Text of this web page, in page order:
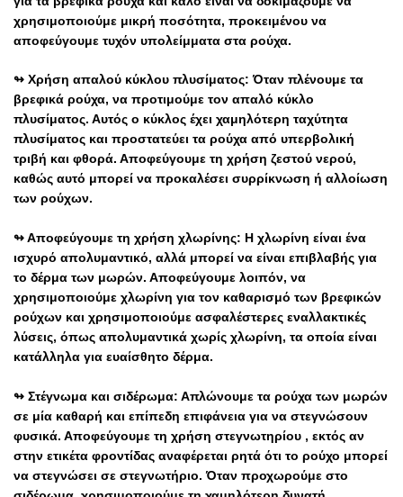
χρησιμοποιούμε μικρή ποσότητα, προκειμένου να
αποφεύγουμε τυχόν υπολείμματα στα ρούχα.
↬ Χρήση απαλού κύκλου πλυσίματος: Όταν πλένουμε τα
βρεφικά ρούχα, να προτιμούμε τον απαλό κύκλο
πλυσίματος. Αυτός ο κύκλος έχει χαμηλότερη ταχύτητα
πλυσίματος και προστατεύει τα ρούχα από υπερβολική
τριβή και φθορά. Αποφεύγουμε τη χρήση ζεστού νερού,
καθώς αυτό μπορεί να προκαλέσει συρρίκνωση ή αλλοίωση
των ρούχων.
↬ Αποφεύγουμε τη χρήση χλωρίνης: Η χλωρίνη είναι ένα
ισχυρό απολυμαντικό, αλλά μπορεί να είναι επιβλαβής για
το δέρμα των μωρών. Αποφεύγουμε λοιπόν, να
χρησιμοποιούμε χλωρίνη για τον καθαρισμό των βρεφικών
ρούχων και χρησιμοποιούμε ασφαλέστερες εναλλακτικές
λύσεις, όπως απολυμαντικά χωρίς χλωρίνη, τα οποία είναι
κατάλληλα για ευαίσθητο δέρμα.
↬ Στέγνωμα και σιδέρωμα: Απλώνουμε τα ρούχα των μωρών
σε μία καθαρή και επίπεδη επιφάνεια για να στεγνώσουν
φυσικά. Αποφεύγουμε τη χρήση στεγνωτηρίου , εκτός αν
στην ετικέτα φροντίδας αναφέρεται ρητά ότι το ρούχο μπορεί
να στεγνώσει σε στεγνωτήριο. Όταν προχωρούμε στο